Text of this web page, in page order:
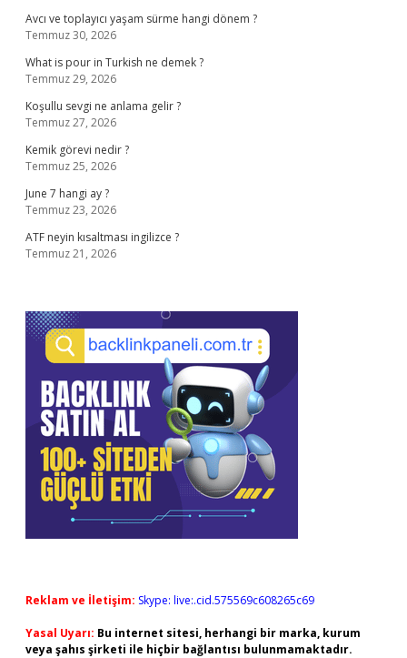
Avcı ve toplayıcı yaşam sürme hangi dönem ?
Temmuz 30, 2026
What is pour in Turkish ne demek ?
Temmuz 29, 2026
Koşullu sevgi ne anlama gelir ?
Temmuz 27, 2026
Kemik görevi nedir ?
Temmuz 25, 2026
June 7 hangi ay ?
Temmuz 23, 2026
ATF neyin kısaltması ingilizce ?
Temmuz 21, 2026
Reklam ve İletişim: Skype: live:.cid.575569c608265c69
Yasal Uyarı: Bu internet sitesi, herhangi bir marka, kurum
veya şahıs şirketi ile hiçbir bağlantısı bulunmamaktadır.